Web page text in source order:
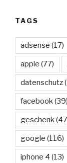
TAGS
adsense (17)
apple (77)
datenschutz
facebook(39)
geschenk
google (116)
iphone 4 (13)